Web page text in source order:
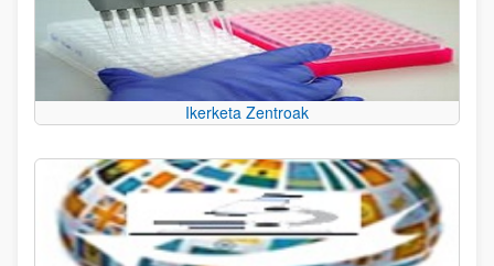
Ikerketa Zentroak